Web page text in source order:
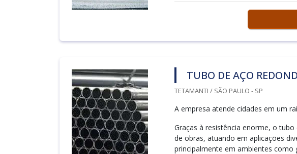
TUBO DE AÇO
TETAMANTI / SÃO PAULO - SP
A empresa atende cidades em um
Graças à resistência enorme, o
de obras, atuando em aplicações
principalmente em ambientes como